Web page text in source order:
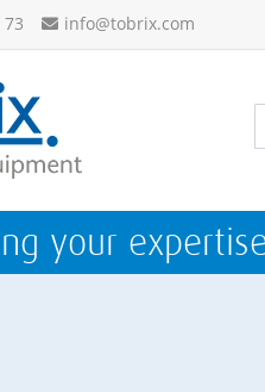
73 info@tobrix.com
your